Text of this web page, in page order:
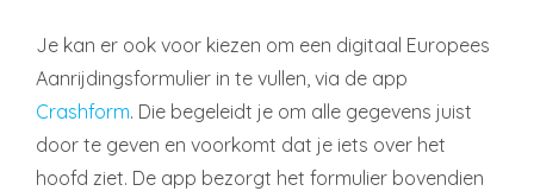
Je kan er ook voor kiezen om een digitaal Europees
Aanrijdingsformulier in te vullen, via de app
Crashform. Die begeleidt je om alle gegevens juist
door te geven en voorkomt dat je iets over het
hoofd ziet. De app bezorgt het formulier bovendien